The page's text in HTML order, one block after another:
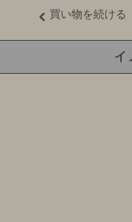
買い物を続ける
イ